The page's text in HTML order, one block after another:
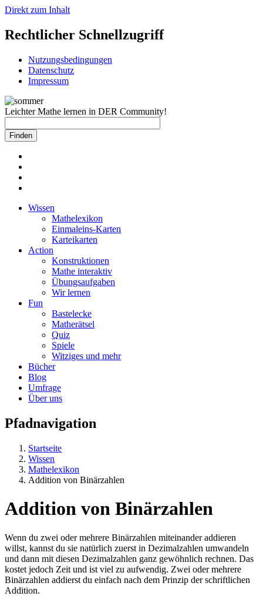
Direkt zum Inhalt
Rechtlicher Schnellzugriff
Nutzungsbedingungen
Datenschutz
Impressum
Leichter Mathe lernen in DER Community!
Wissen
Mathelexikon
Einmaleins-Karten
Karteikarten
Action
Konstruktionen
Mathe interaktiv
Übungsaufgaben
Wir lernen
Fun
Bastelecke
Matherätsel
Quiz
Spiele
Witziges und mehr
Bücher
Blog
Umfrage
Über uns
Pfadnavigation
Startseite
Wissen
Mathelexikon
Addition von Binärzahlen
Addition von Binärzahlen
Wenn du zwei oder mehrere Binärzahlen miteinander addieren
willst, kannst du sie natürlich zuerst in Dezimalzahlen umwandeln
und dann mit diesen Dezimalzahlen ganz gewöhnlich rechnen. Das
kostet jedoch Zeit und ist viel zu aufwendig. Zwei oder mehrere
Binärzahlen addierst du einfach nach dem Prinzip der schriftlichen
Addition.